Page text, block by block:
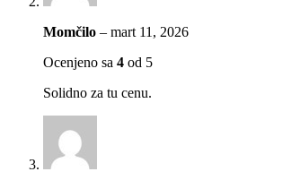
Momčilo – mart 11, 2026
Ocenjeno sa 4 od 5
Solidno za tu cenu.